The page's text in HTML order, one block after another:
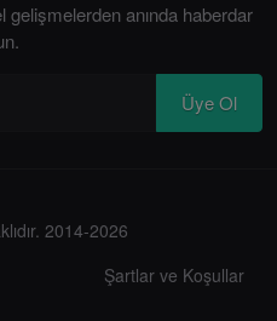
anında haberdar
Üye Ol
2014-2026
Şartlar ve Koşullar